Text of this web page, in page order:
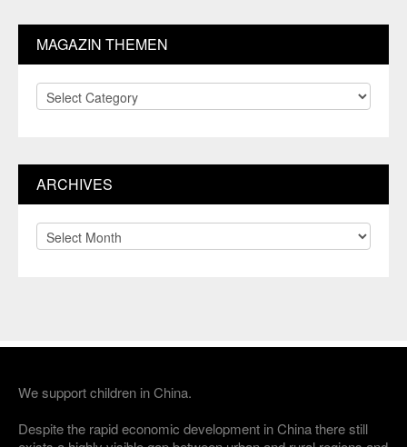
MAGAZIN THEMEN
Magazin
Themen
ARCHIVES
Archives
We support children in China.
Despite the rapid economic development in China there still